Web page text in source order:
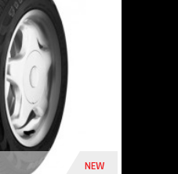
NEW